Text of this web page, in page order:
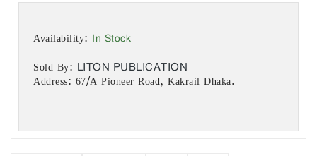
Availability: In Stock
Sold By: LITON PUBLICATION
Address: 67/A Pioneer Road, Kakrail Dhaka.